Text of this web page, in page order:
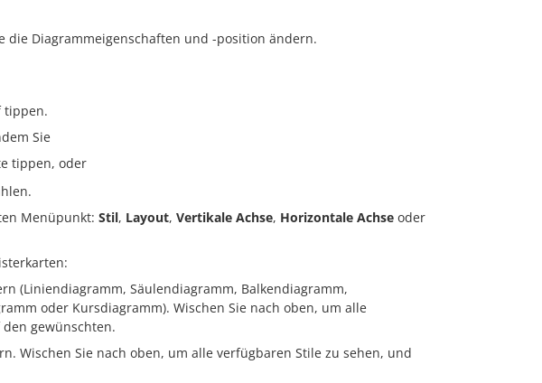
die Diagrammeigenschaften und -position ändern.
tippen.
Sie
tippen, oder
Menüpunkt: Stil, Layout, Vertikale Achse, Horizontale Achse oder
(Liniendiagramm, Säulendiagramm, Balkendiagramm,
oder Kursdiagramm). Wischen Sie nach oben, um alle
gewünschten.
Wischen Sie nach oben, um alle verfügbaren Stile zu sehen, und